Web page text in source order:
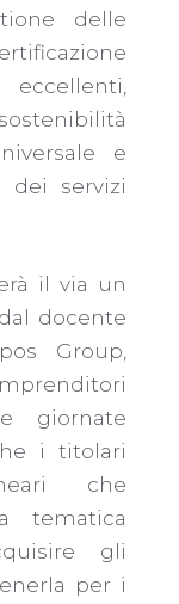
delle
e
dei servizi
il via un
docente
Group,
giornate
i titolari
che
tematica
gli
per i